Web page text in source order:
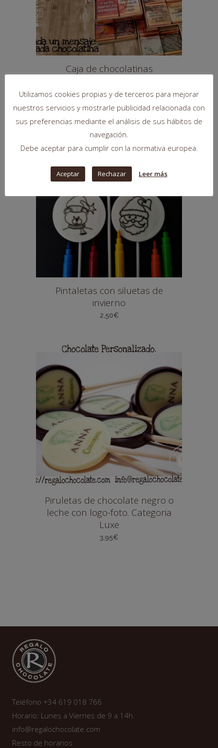
Caja de chocolatinas
POWER CHOCOLAT
39,90 €
SIN
Pintaletas con siluetas de
invierno
2,50€
Piruletas de chocolate negro o
leche con logo-foto. Categoria
Luxe
3,95€
Teléfono +34 619 018 766
Horario: Lunes a Viernes de 9 a 14h.
info@regalochocolate.com
Resto de horarios
Utilizamos cookies propias y de terceros para mejorar
nuestros servicios y mostrarle publicidad relacionada con
sus preferencias mediante el análisis de sus hábitos de
navegación.
Debe aceptar para cumplir con la normativa europea.
Aceptar Rechazar Leer más